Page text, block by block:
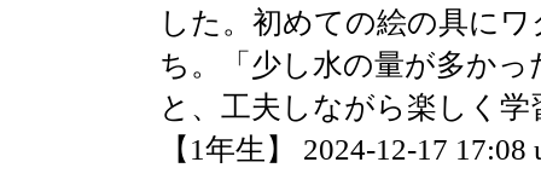
した。初めての絵の具に
ち。「少し水の量が多か
と、工夫しながら楽しく
【1年生】 2024-12-17 17:08